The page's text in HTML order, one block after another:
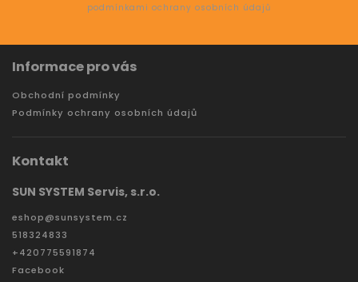
podmínkami ochrany osobních údajů
Informace pro vás
Obchodní podmínky
Podmínky ochrany osobních údajů
Kontakt
SUN SYSTEM Servis, s.r.o.
eshop@sunsystem.cz
518324833
+420775591874
Facebook